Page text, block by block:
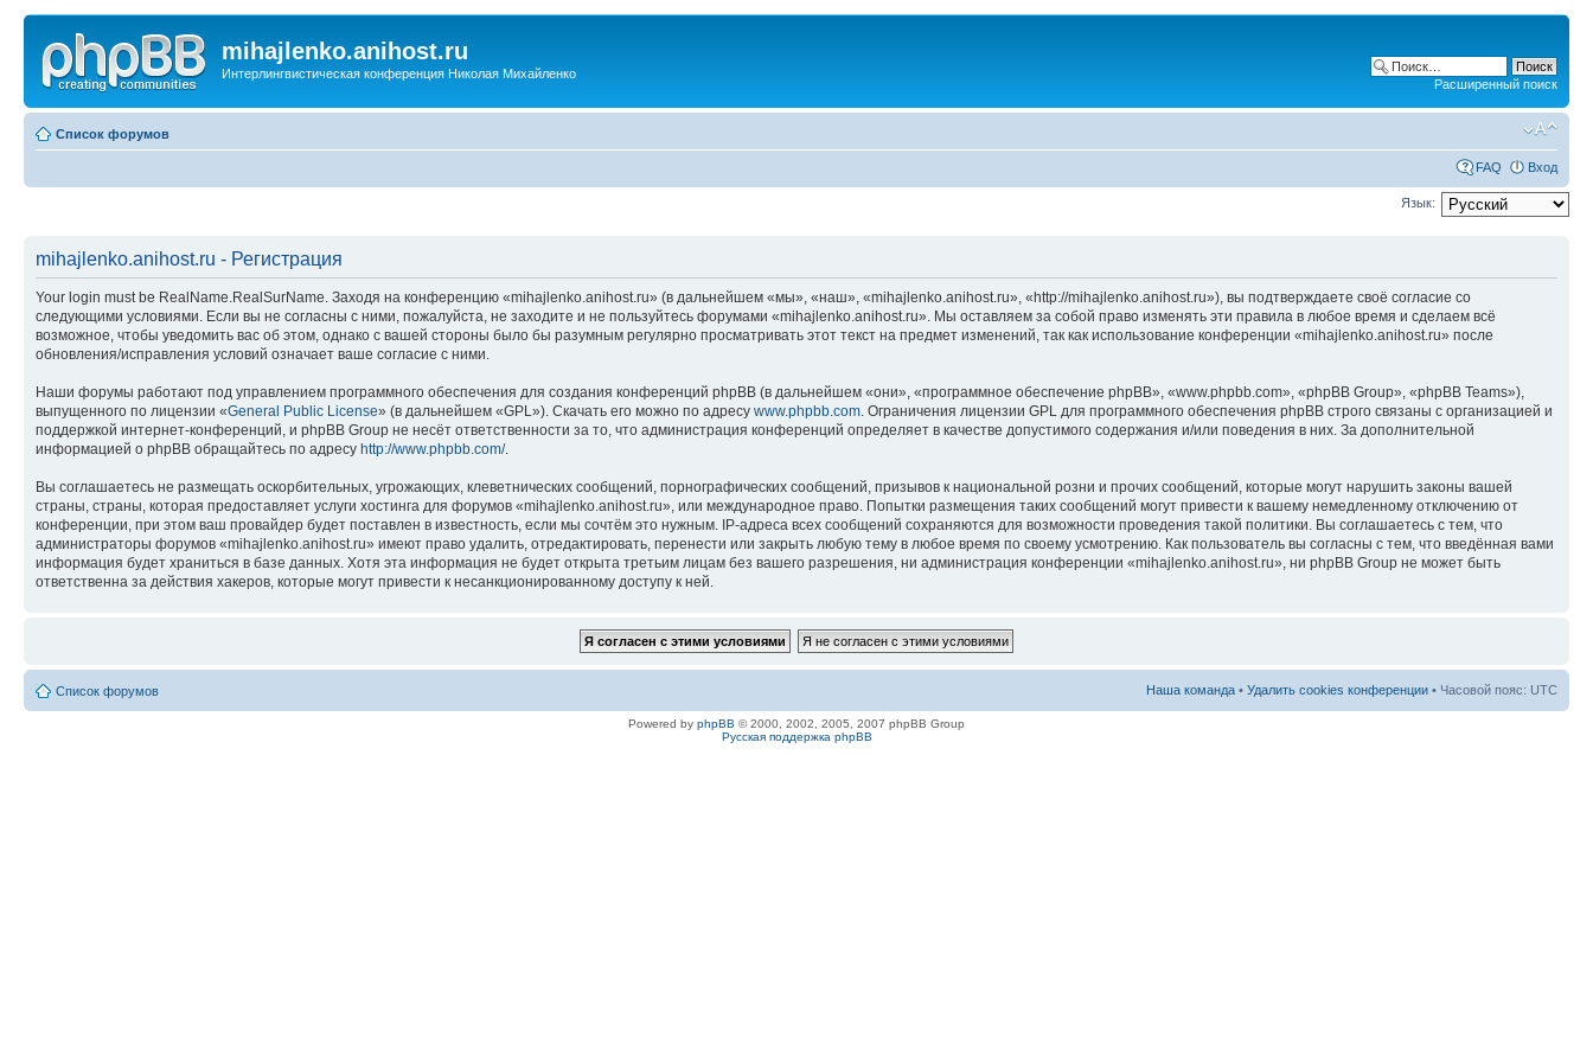
mihajlenko.anihost.ru
Интерлингвистическая конференция Николая Михайленко
Расширенный поиск
Список форумов
FAQ Вход
Язык:
mihajlenko.anihost.ru - Регистрация
Your login must be RealName.RealSurName. Заходя на конференцию «mihajlenko.anihost.ru» (в дальнейшем «мы», «наш», «mihajlenko.anihost.ru», «http://mihajlenko.anihost.ru»), вы подтверждаете своё согласие со
следующими условиями. Если вы не согласны с ними, пожалуйста, не заходите и не пользуйтесь форумами «mihajlenko.anihost.ru». Мы оставляем за собой право изменять эти правила в любое время и сделаем всё
возможное, чтобы уведомить вас об этом, однако с вашей стороны было бы разумным регулярно просматривать этот текст на предмет изменений, так как использование конференции «mihajlenko.anihost.ru» после
обновления/исправления условий означает ваше согласие с ними.
Наши форумы работают под управлением программного обеспечения для создания конференций phpBB (в дальнейшем «они», «программное обеспечение phpBB», «www.phpbb.com», «phpBB Group», «phpBB Teams»),
выпущенного по лицензии «General Public License» (в дальнейшем «GPL»). Скачать его можно по адресу www.phpbb.com. Ограничения лицензии GPL для программного обеспечения phpBB строго связаны с организацией и
поддержкой интернет-конференций, и phpBB Group не несёт ответственности за то, что администрация конференций определяет в качестве допустимого содержания и/или поведения в них. За дополнительной
информацией о phpBB обращайтесь по адресу http://www.phpbb.com/.
Вы соглашаетесь не размещать оскорбительных, угрожающих, клеветнических сообщений, порнографических сообщений, призывов к национальной розни и прочих сообщений, которые могут нарушить законы вашей
страны, страны, которая предоставляет услуги хостинга для форумов «mihajlenko.anihost.ru», или международное право. Попытки размещения таких сообщений могут привести к вашему немедленному отключению от
конференции, при этом ваш провайдер будет поставлен в известность, если мы сочтём это нужным. IP-адреса всех сообщений сохраняются для возможности проведения такой политики. Вы соглашаетесь с тем, что
администраторы форумов «mihajlenko.anihost.ru» имеют право удалить, отредактировать, перенести или закрыть любую тему в любое время по своему усмотрению. Как пользователь вы согласны с тем, что введённая вами
информация будет храниться в базе данных. Хотя эта информация не будет открыта третьим лицам без вашего разрешения, ни администрация конференции «mihajlenko.anihost.ru», ни phpBB Group не может быть
ответственна за действия хакеров, которые могут привести к несанкционированному доступу к ней.
Список форумов Наша команда • Удалить cookies конференции • Часовой пояс: UTC
Powered by phpBB © 2000, 2002, 2005, 2007 phpBB Group
Русская поддержка phpBB